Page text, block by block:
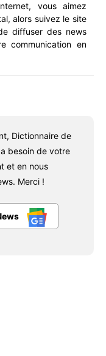
vous aimez
alors suivez le site
diffuser des news
communication en
Dictionnaire de
besoin de votre
et en nous
Merci !